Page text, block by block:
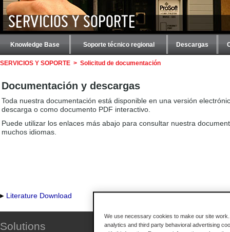
SERVICIOS Y SOPORTE
Knowledge Base Soporte técnico regional Descargas
SERVICIOS Y SOPORTE > Solicitud de documentación
Documentación y descargas
Toda nuestra documentación está disponible en una versión
descarga o como documento PDF interactivo.
Puede utilizar los enlaces más abajo para consultar nuestra
muchos idiomas.
Literature Download
Solutions
We use necessary cookies to make our site
analytics and third party behavioral advertising